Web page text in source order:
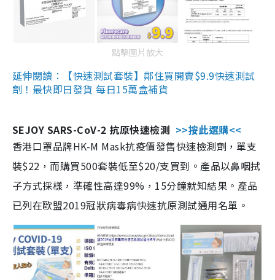
點擊圖片放大
延伸閱讀：【快速測試套裝】鄰住買開賣$9.9快速測試
劑！最快即日發貨 每日15萬盒補貨
SEJOY SARS-CoV-2 抗原快速檢測 >>按此選購<<
香港口罩品牌HK-M Mask抗疫價發售快速檢測劑，單支
裝$22，而購買500套裝低至$20/支買到。產品以鼻咽拭
子方式採樣，準確性高達99%，15分鐘就知結果。產品
已列在歐盟2019冠狀病毒病快速抗原測試通用名單。